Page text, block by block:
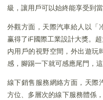
級，讓用戶可以始終能享受到
外觀方面，天際汽車給人以「
赢得了iF國際工業設計大獎。
内用戶的視野空間，外出遊玩
感，腳踢一下就可感應尾門，
線下銷售服務網絡方面，天際
方位、多層次的線下服務體係